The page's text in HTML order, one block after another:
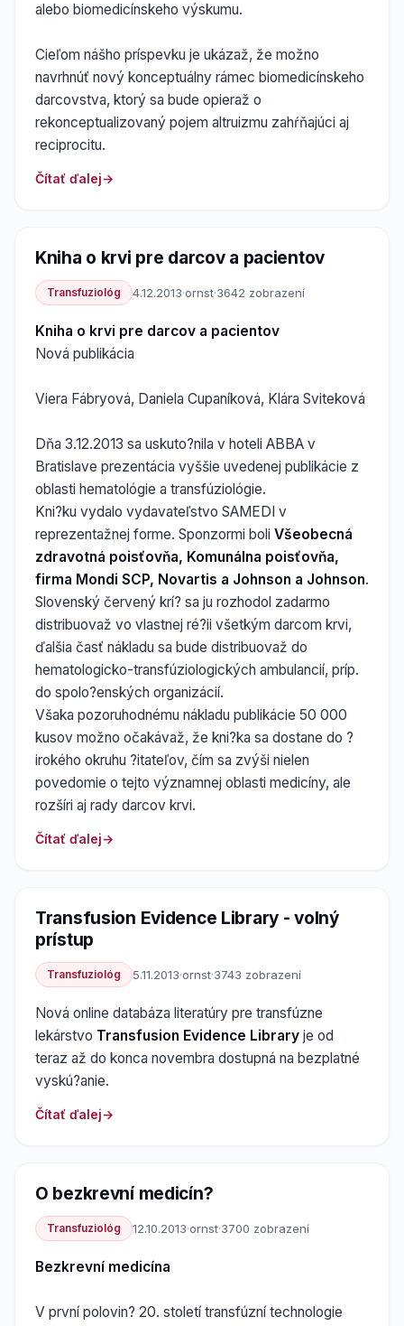
alebo biomedicínskeho výskumu.
Cieľom nášho príspevku je ukázaž, že možno
navrhnúť nový konceptuálny rámec biomedicínskeho
darcovstva, ktorý sa bude opieraž o
rekonceptualizovaný pojem altruizmu zahŕňajúci aj
reciprocitu.
Čítať ďalej
Kniha o krvi pre darcov a pacientov
Transfuziológ 4.12.2013·ornst·3642 zobrazení
Kniha o krvi pre darcov a pacientov
Nová publikácia
Viera Fábryová, Daniela Cupaníková, Klára Sviteková
Dňa 3.12.2013 sa uskuto?nila v hoteli ABBA v
Bratislave prezentácia vyššie uvedenej publikácie z
oblasti hematológie a transfúziológie.
Kni?ku vydalo vydavateľstvo SAMEDI v
reprezentažnej forme. Sponzormi boli Všeobecná
zdravotná poisťovňa, Komunálna poisťovňa,
firma Mondi SCP, Novartis a Johnson a Johnson.
Slovenský červený krí? sa ju rozhodol zadarmo
distribuovaž vo vlastnej ré?ii všetkým darcom krvi,
ďalšia časť nákladu sa bude distribuovaž do
hematologicko-transfúziologických ambulancií, príp.
do spolo?enských organizácií.
Všaka pozoruhodnému nákladu publikácie 50 000
kusov možno očakávaž, že kni?ka sa dostane do ?
irokého okruhu ?itateľov, čím sa zvýši nielen
povedomie o tejto významnej oblasti medicíny, ale
rozšíri aj rady darcov krvi.
Čítať ďalej
Transfusion Evidence Library - volný
prístup
Transfuziológ 5.11.2013·ornst·3743 zobrazení
Nová online databáza literatúry pre transfúzne
lekárstvo Transfusion Evidence Library je od
teraz až do konca novembra dostupná na bezplatné
vyskú?anie.
Čítať ďalej
O bezkrevní medicín?
Transfuziológ 12.10.2013·ornst·3700 zobrazení
Bezkrevní medicína
V první polovin? 20. století transfúzní technologie